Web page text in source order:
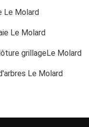
Le Molard
Le Molard
grillageLe Molard
Le Molard